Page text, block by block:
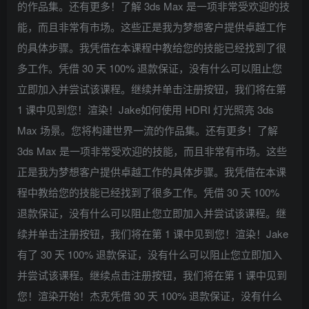
的作品集。还有更多！了解 3ds Max 是一项非常受欢迎的技
能，而且非常有市场。这些正是我为梦想客户提供卓越工作
的具体步骤。我凭借在本课程中教给您的技能已经找到了很
多工作。凭借 30 天 100% 退款保证，没有什么可以阻止您
立即加入并尝试该课程。继续并单击注册按钮，我们将在第
1 课中见到您！渲染！Jake如何使用 HDRI 灯光照亮 3ds
Max 场景。您将构建世界一流的作品集。还有更多！了解
3ds Max 是一项非常受欢迎的技能，而且非常有市场。这些
正是我为梦想客户提供卓越工作的具体步骤。我凭借在本课
程中教给您的技能已经找到了很多工作。凭借 30 天 100%
退款保证，没有什么可以阻止您立即加入并尝试该课程。继
续并单击注册按钮，我们将在第 1 课中见到您！渲染！Jake
有了 30 天 100% 退款保证，没有什么可以阻止您立即加入
并尝试该课程。继续点击注册按钮，我们将在第 1 课中见到
您！渲染开始！杰克凭借 30 天 100% 退款保证，没有什么